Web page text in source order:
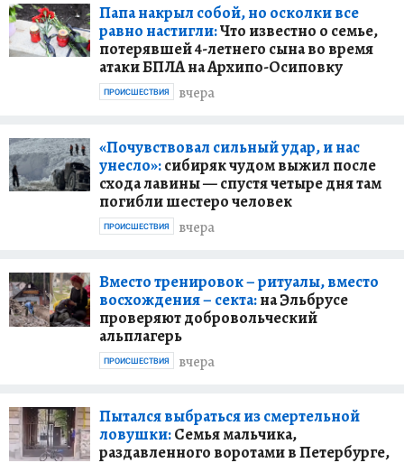
Папа накрыл собой, но осколки все
равно настигли:Что известно о семье,
потерявшей 4-летнего сына во время
атаки БПЛА на Архипо-Осиповку
вчера
ПРОИСШЕСТВИЯ
«Почувствовал сильный удар, и нас
унесло»:сибиряк чудом выжил после
схода лавины — спустя четыре дня там
погибли шестеро человек
вчера
ПРОИСШЕСТВИЯ
Вместо тренировок – ритуалы, вместо
восхождения – секта:на Эльбрусе
проверяют добровольческий
альплагерь
вчера
ПРОИСШЕСТВИЯ
Пытался выбраться из смертельной
ловушки:Семья мальчика,
раздавленного воротами в Петербурге,